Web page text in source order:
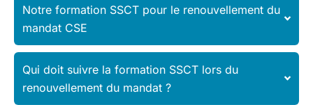
Notre formation SSCT pour le renouvellement du
mandat CSE
Qui doit suivre la formation SSCT lors du
renouvellement du mandat ?